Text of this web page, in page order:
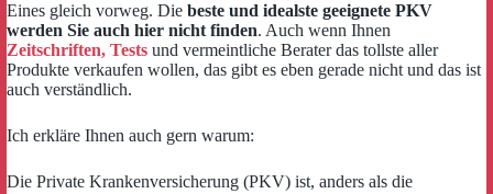
Eines gleich vorweg. Die beste und idealste geeignete PKV
werden Sie auch hier nicht finden. Auch wenn Ihnen
Zeitschriften, Tests und vermeintliche Berater das tollste aller
Produkte verkaufen wollen, das gibt es eben gerade nicht und das ist
auch verständlich.
Ich erkläre Ihnen auch gern warum:
Die Private Krankenversicherung (PKV) ist, anders als die